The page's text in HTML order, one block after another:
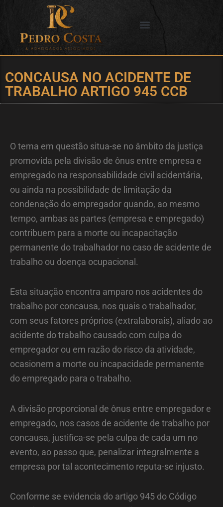
conteúdo
CONCAUSA NO ACIDENTE DE
TRABALHO ARTIGO 945 CCB
O tema em questão situa-se no âmbito da justiça
promovida pela divisão de ônus entre empresa e
empregado na responsabilidade civil acidentária,
ou ainda na possibilidade de limitação da
condenação do empregador quando, ao mesmo
tempo, ambas as partes (empresa e empregado)
contribuem para a morte ou incapacitação
permanente do trabalhador no caso de acidente de
trabalho ou doença ocupacional.
Esta situação encontra amparo nos acidentes do
trabalho por concausa, nos quais o trabalhador,
com seus fatores próprios (extralaborais), aliado ao
acidente do trabalho causado com culpa do
empregador ou em razão do risco da atividade,
ocasionem a morte ou incapacidade permanente
do empregado para o trabalho.
A divisão proporcional de ônus entre empregador e
empregado, nos casos de acidente de trabalho por
concausa, justifica-se pela culpa de cada um no
evento, ao passo que, penalizar integralmente a
empresa por tal acontecimento reputa-se injusto.
Conforme se evidencia do artigo 945 do Código